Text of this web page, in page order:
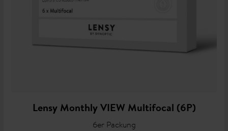
Lensy Monthly VIEW Multifocal (6P)
6er Packung